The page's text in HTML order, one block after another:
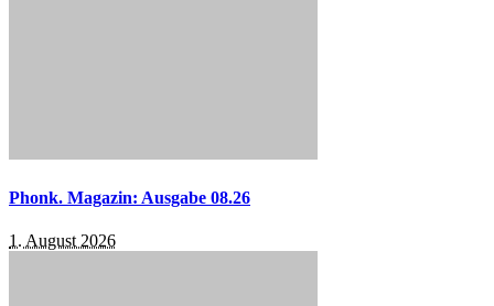
Phonk. Magazin: Ausgabe 08.26
1. August 2026